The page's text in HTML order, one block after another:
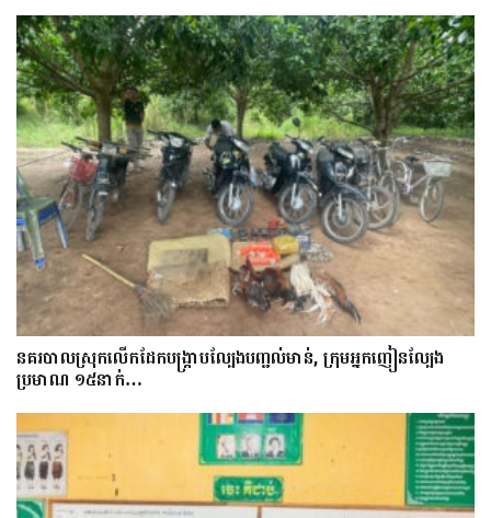
នគរបាលស្រុកលើកដែកបង្ក្រាបល្បែងបញ្ជល់មាន់, ក្រុមអ្នកញៀនល្បែង
ប្រមាណ ១៥នាក់…